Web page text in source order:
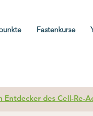
Fastenkurse
Entdecker des Cell-Re-